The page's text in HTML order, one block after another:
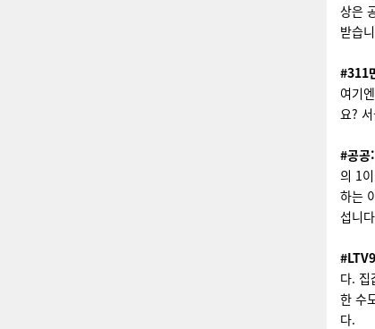
상은
받습
#311
여기
요?
#공공:
의 1
하는
섭니
다. 집
한 수
다.